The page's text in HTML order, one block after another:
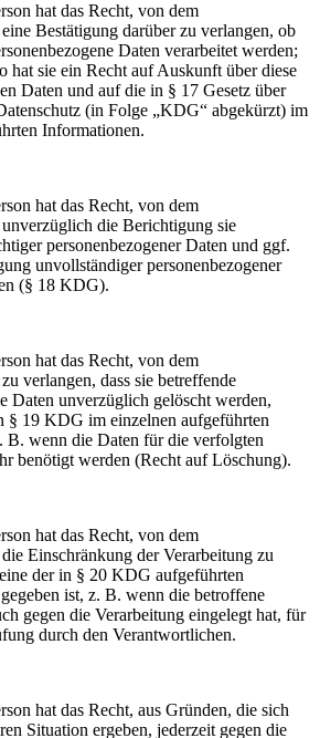
hat das Recht, von dem
Bestätigung darüber zu verlangen, ob
Daten verarbeitet werden;
hat sie ein Recht auf Auskunft über diese
Daten und auf die in § 17 Gesetz über
(in Folge „KDG“ abgekürzt) im
Informationen.
hat das Recht, von dem
die Berichtigung sie
personenbezogener Daten und ggf.
unvollständiger personenbezogener
(§ 18 KDG).
hat das Recht, von dem
verlangen, dass sie betreffende
Daten unverzüglich gelöscht werden,
§ 19 KDG im einzelnen aufgeführten
B. wenn die Daten für die verfolgten
benötigt werden (Recht auf Löschung).
hat das Recht, von dem
Einschränkung der Verarbeitung zu
der in § 20 KDG aufgeführten
ist, z. B. wenn die betroffene
gegen die Verarbeitung eingelegt hat, für
durch den Verantwortlichen.
hat das Recht, aus Gründen, die sich
Situation ergeben, jederzeit gegen die